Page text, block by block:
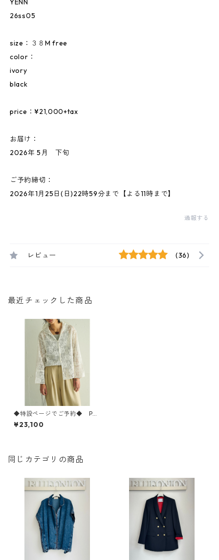
26ss05
size：３８M free
color：
ivory
black
price：¥21,000+tax
お届け：
2026年 5月 下旬
ご予約締切：
2026年1月25日(日)22時59分まで【よる11時まで】
通報する
レビュー (36)
最近チェックした商品
◆特設ページでご予約◆ PO
RTABLE LACE HOODIE 【YE
NN 25春ご予約】 Y262- 1204
¥23,100
同じカテゴリの商品